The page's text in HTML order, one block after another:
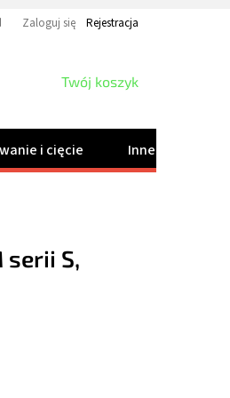
Zaloguj się Rejestracja
KOSZYK
Twój koszyk
i cięcie Inne produkty
serii S,